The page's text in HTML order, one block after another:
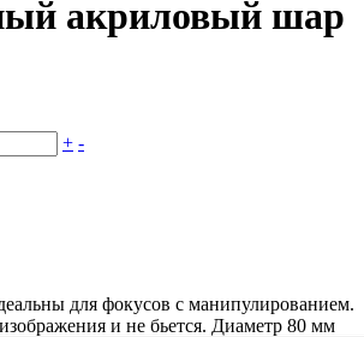
акриловый шар
+ -
для фокусов с манипулированием.
и не бьется. Диаметр 80 мм